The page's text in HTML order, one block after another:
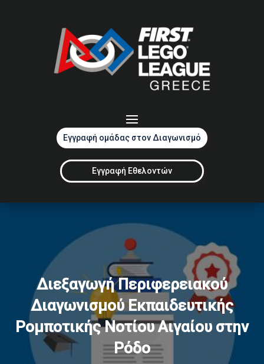
Εγγραφή ομάδας στον Διαγωνισμό
Εγγραφή Εθελοντών
Διεξαγωγή Περιφερειακού
Διαγωνισμού Εκπαιδευτικής
Ρομποτικής Νοτίου Αιγαίου στην
Ρόδο